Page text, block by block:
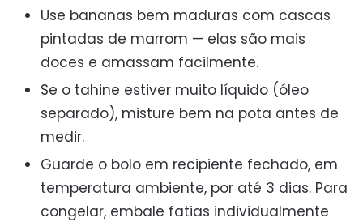
Use bananas bem maduras com cascas
pintadas de marrom — elas são mais
doces e amassam facilmente.
Se o tahine estiver muito líquido (óleo
separado), misture bem na pota antes de
medir.
Guarde o bolo em recipiente fechado, em
temperatura ambiente, por até 3 dias. Para
congelar, embale fatias individualmente